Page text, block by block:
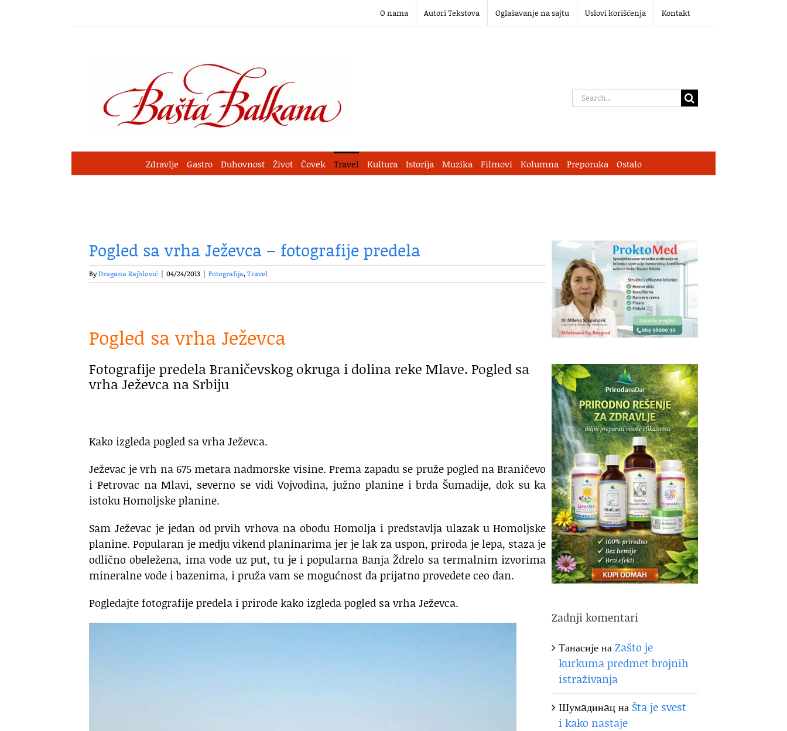
O nama Autori Tekstova Oglašavanje na sajtu Uslovi korišćenja Kontakt
Search
Zdravlje Gastro Duhovnost Život Čovek Travel Kultura Istorija Muzika Filmovi Kolumna Preporuka Ostalo
Pogled sa vrha Ježevca – fotografije predela
ByDragana Rajblović | 04/24/2013 | Fotografija,Travel
Pogled sa vrha Ježevca
Fotografije predela Braničevskog okruga i dolina reke Mlave. Pogled sa
vrha Ježevca na Srbiju
Kako izgleda pogled sa vrha Ježevca.
Ježevac je vrh na 675 metara nadmorske visine. Prema zapadu se pruže pogled na Braničevo
i Petrovac na Mlavi, severno se vidi Vojvodina, južno planine i brda Šumadije, dok su ka
istoku Homoljske planine.
Sam Ježevac je jedan od prvih vrhova na obodu Homolja i predstavlja ulazak u Homoljske
planine. Popularan je medju vikend planinarima jer je lak za uspon, priroda je lepa, staza je
odlično obeležena, ima vode uz put, tu je i popularna Banja Ždrelo sa termalnim izvorima
mineralne vode i bazenima, i pruža vam se mogućnost da prijatno provedete ceo dan.
Pogledajte fotografije predela i prirode kako izgleda pogled sa vrha Ježevca.
Zadnji komentari
ТанасијенаZašto je
kurkuma predmet brojnih
istraživanja
Шумaдинaцна Šta je svest
i kako nastaje